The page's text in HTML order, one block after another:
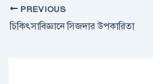
PREVIOUS
চিকিৎসাবিজ্ঞানে সিজদার উপকারিতা